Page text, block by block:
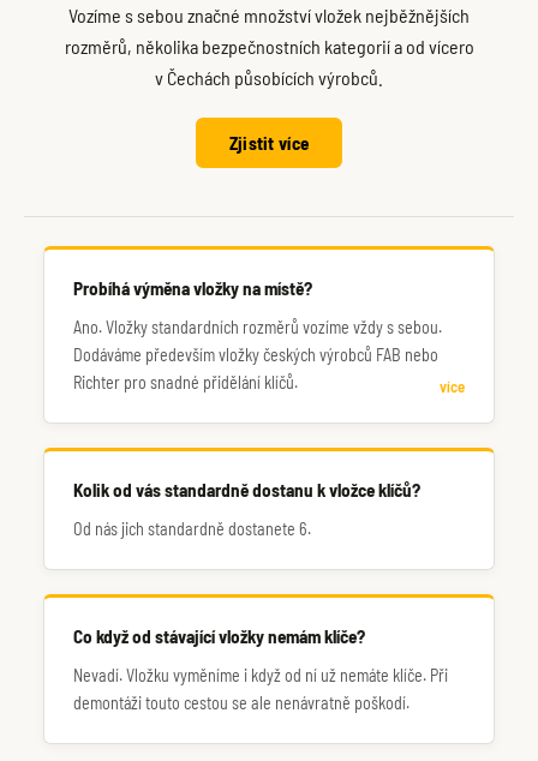
Vozíme s sebou značné množství vložek nejběžnějších
rozměrů, několika bezpečnostních kategorií a od vícero
v Čechách působících výrobců.
Zjistit více
Probíhá výměna vložky na místě?
Ano. Vložky standardních rozměrů vozíme vždy s sebou.
Dodáváme především vložky českých výrobců FAB nebo
Richter pro snadné přidělání klíčů.
více
Kolik od vás standardně dostanu k vložce klíčů?
Od nás jich standardně dostanete 6.
Co když od stávající vložky nemám klíče?
Nevadí. Vložku vyměníme i když od ní už nemáte klíče. Při
demontáži touto cestou se ale nenávratně poškodí.